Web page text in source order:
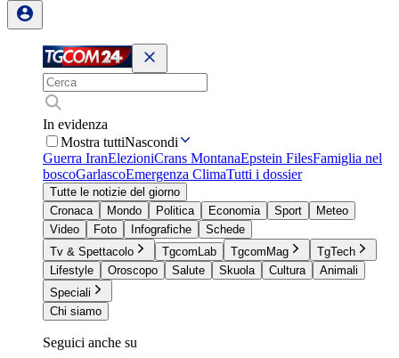
In evidenza
Mostra tuttiNascondi
Guerra IranElezioniCrans MontanaEpstein FilesFamiglia nel
boscoGarlascoEmergenza ClimaTutti i dossier
Tutte le notizie del giorno
Cronaca
Mondo Politica Economia Sport
Meteo
Video
Foto Infografiche
Schede
Tv & Spettacolo
TgcomLab TgcomMag
TgTech
Lifestyle
Oroscopo Salute Skuola Cultura
Animali
Speciali
Chi siamo
Seguici anche su